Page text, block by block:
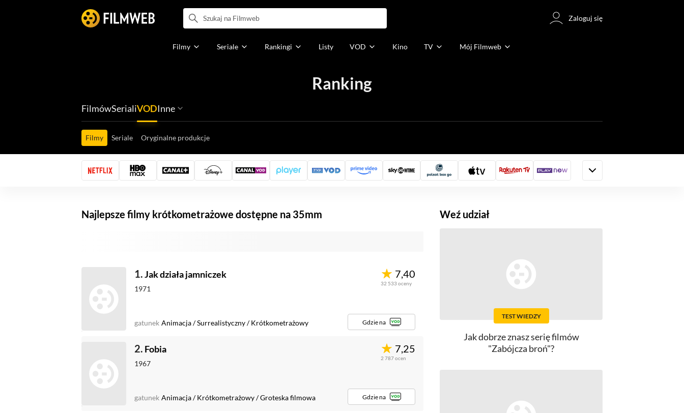
Zaloguj się
Filmy Seriale Rankingi Listy Mój Filmweb
VOD Kino TV
Ranking
Filmów Seriali VOD Inne
Filmy Seriale Oryginalne produkcje
Najlepsze filmy krótkometrażowe dostępne na 35mm
1.Jak działa jamniczek
1971
7,40
32 533oceny
gatunek Animacja/Surrealistyczny/Krótkometrażowy Gdzie na
2. Fobia
1967
7,25
2 787ocen
gatunek Animacja/Krótkometrażowy/Groteska filmowa Gdzie na
Weź udział
TEST WIEDZY
Jak dobrze znasz serię filmów
"Zabójcza broń"?